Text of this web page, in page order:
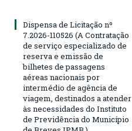
Dispensa de Licitação nº
7.2026-110526 (A Contratação
de serviço especializado de
reserva e emissão de
bilhetes de passagens
aéreas nacionais por
intermédio de agência de
viagem, destinados a atender
às necessidades do Instituto
de Previdência do Município